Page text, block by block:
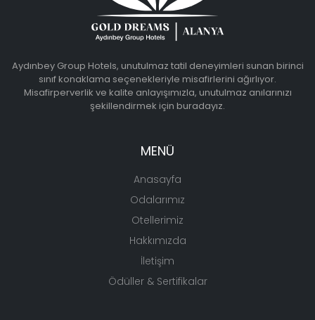
Aydınbey Group Hotels, unutulmaz tatil deneyimleri sunan birinci
sınıf konaklama seçenekleriyle misafirlerini ağırlıyor.
Misafirperverlik ve kalite anlayışımızla, unutulmaz anılarınızı
şekillendirmek için buradayız.
MENÜ
Anasayfa
Odalarımız
Otellerimiz
Hakkımızda
İletişim
Ödüller & Sertifikalar